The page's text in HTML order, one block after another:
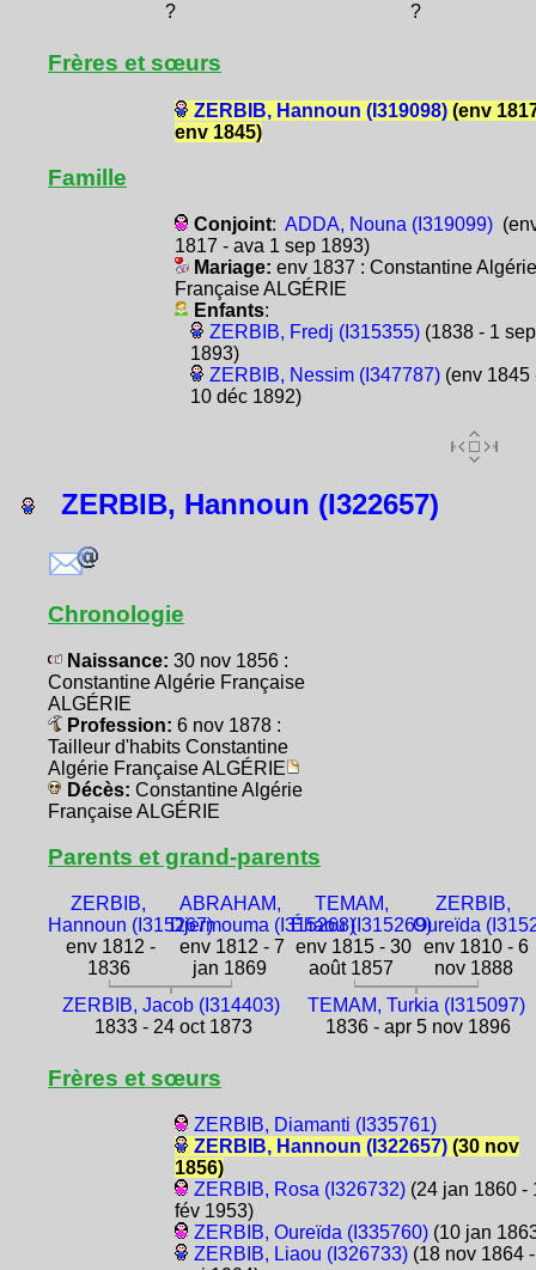
?
?
Frères et sœurs
ZERBIB, Hannoun (I319098)(env
env 1845)
Famille
Conjoint: ADDA, Nouna (I319099)
1817 - ava 1 sep 1893)
Mariage: env 1837 : Constantine Algérie
Française ALGÉRIE
Enfants:
ZERBIB, Fredj (I315355)(1838 - 1 sep
1893)
ZERBIB, Nessim (I347787)(env 1845
10 déc 1892)
ZERBIB, Hannoun (I322657)
Chronologie
Naissance: 30 nov 1856 :
Constantine Algérie Française
ALGÉRIE
Profession: 6 nov 1878 :
Tailleur d'habits Constantine
Algérie Française ALGÉRIE
Décès: Constantine Algérie
Française ALGÉRIE
Parents et grand-parents
ZERBIB,
Hannoun (I315267)
env 1812 -
1836
ABRAHAM,
Djermouma (I315268)
env 1812 - 7
jan 1869
TEMAM,
Éliaou (I315269)
env 1815 - 30
août 1857
ZERBIB,
Oureïda
env 1810 - 6
nov 1888
ZERBIB, Jacob (I314403)
1833 - 24 oct 1873
TEMAM, Turkia (I315097)
1836 - apr 5 nov 1896
Frères et sœurs
ZERBIB, Diamanti (I335761)
ZERBIB, Hannoun (I322657)(30 nov
1856)
ZERBIB, Rosa (I326732)(24 jan 1860 -
fév 1953)
ZERBIB, Oureïda (I335760)(10 jan
ZERBIB, Liaou (I326733)(18 nov 1864